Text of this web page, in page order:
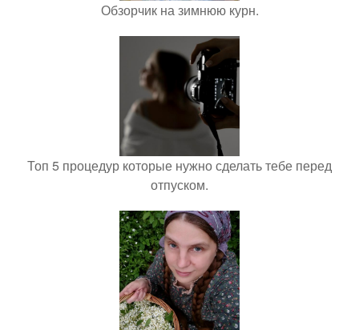
Обзорчик на зимнюю курн.
Топ 5 процедур которые нужно сделать тебе перед
отпуском.